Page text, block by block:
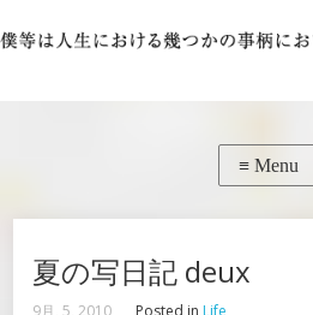
夏の写日記 deux
9月, 5, 2010 Posted in Life